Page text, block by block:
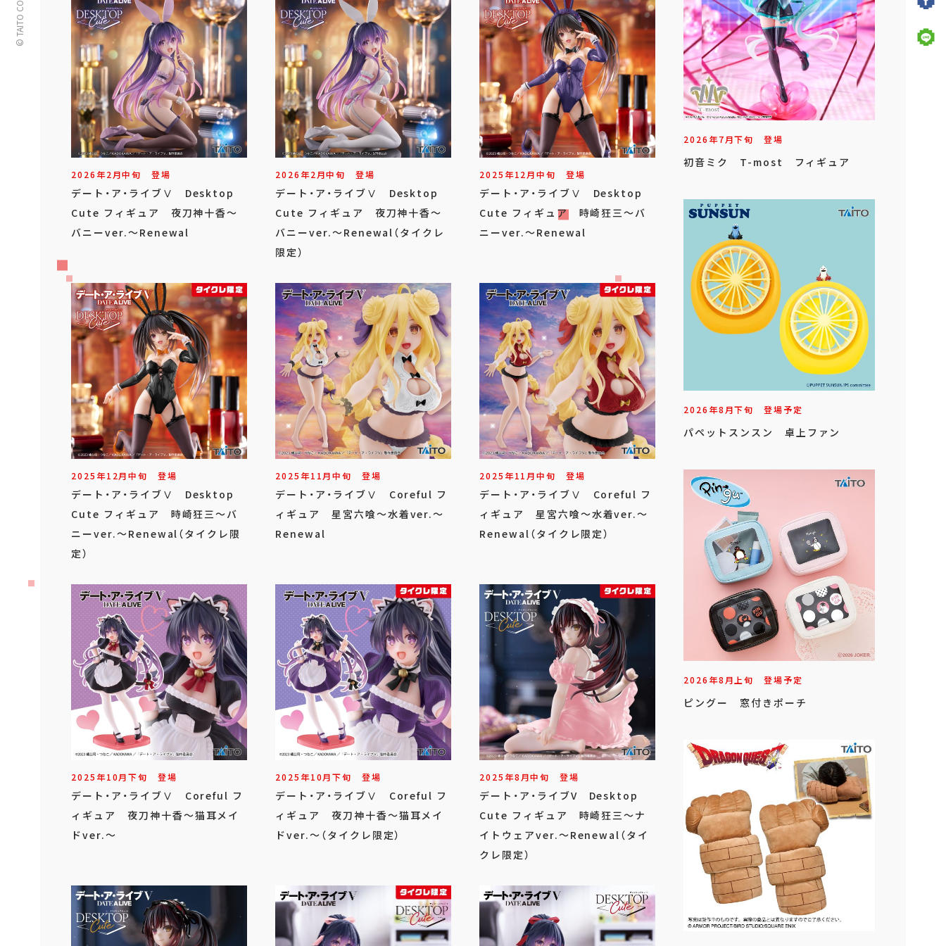
2026年2月中旬 登場
デート・ア・ライブⅤ Desktop
Cute フィギュア 夜刀神十香～
バニーver.～Renewal
2026年2月中旬 登場
デート・ア・ライブⅤ Desktop
Cute フィギュア 夜刀神十香～
バニーver.～Renewal（タイクレ
限定）
2025年12月中旬 登場
デート・ア・ライブⅤ Desktop
Cute フィギュア 時崎狂三～バ
ニーver.～Renewal
2025年12月中旬 登場
デート・ア・ライブⅤ Desktop
Cute フィギュア 時崎狂三～バ
ニーver.～Renewal（タイクレ限
定）
2025年11月中旬 登場
デート・ア・ライブⅤ Coreful フ
ィギュア 星宮六喰～水着ver.～
Renewal
2025年11月中旬 登場
デート・ア・ライブⅤ Coreful フ
ィギュア 星宮六喰～水着ver.～
Renewal（タイクレ限定）
2025年10月下旬 登場
デート・ア・ライブⅤ Coreful フ
ィギュア 夜刀神十香～猫耳メイ
ドver.～
2025年10月下旬 登場
デート・ア・ライブⅤ Coreful フ
ィギュア 夜刀神十香～猫耳メイ
ドver.～（タイクレ限定）
2025年8月中旬 登場
デート・ア・ライブV Desktop
Cute フィギュア 時崎狂三～ナ
イトウェアver.～Renewal（タイ
クレ限定）
2026年7月下旬 登場
初音ミク T-most フィギュア
2026年8月下旬 登場予定
パペットスンスン 卓上ファン
2026年8月上旬 登場予定
ピングー 窓付きポーチ